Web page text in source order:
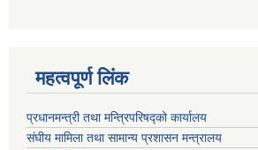
महत्वपूर्ण लिंक
प्रधानमन्त्री तथा मन्त्रिपरिषद्को कार्यालय
संघीय मामिला तथा सामान्य प्रशासन मन्त्रालय